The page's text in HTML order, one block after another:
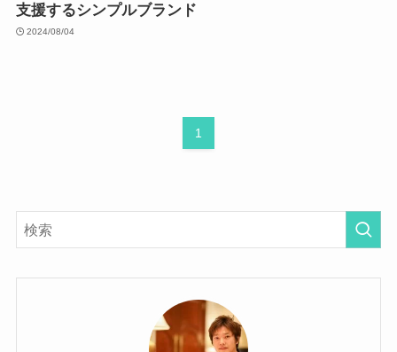
支援するシンプルブランド
2024/08/04
1